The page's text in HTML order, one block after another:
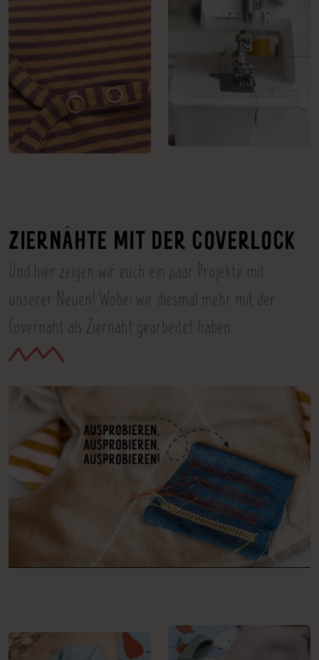
ZIERNÄHTE MIT DER COVERLOCK
Und hier zeigen wir euch ein paar Projekte mit
unserer Neuen! Wobei wir diesmal mehr mit der
Covernaht als Ziernaht gearbeitet haben.